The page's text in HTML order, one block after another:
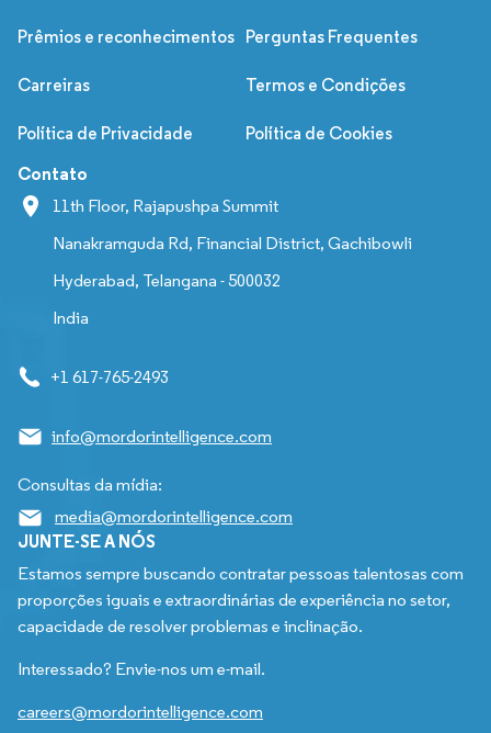
Prêmios e reconhecimentos Perguntas Frequentes
Carreiras Termos e Condições
Política de Privacidade Política de Cookies
Contato
11th Floor, Rajapushpa Summit
Nanakramguda Rd, Financial District, Gachibowli
Hyderabad, Telangana - 500032
India
+1 617-765-2493
info@mordorintelligence.com
Consultas da mídia:
media@mordorintelligence.com
JUNTE-SE A NÓS
Estamos sempre buscando contratar pessoas talentosas com
proporções iguais e extraordinárias de experiência no setor,
capacidade de resolver problemas e inclinação.
Interessado? Envie-nos um e-mail.
careers@mordorintelligence.com